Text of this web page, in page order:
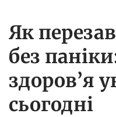
Як
без
здоров’я
сьогодні